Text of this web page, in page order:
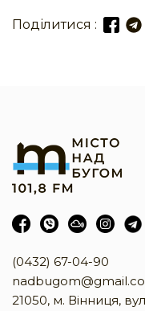
Поділитися :
(0432) 67-04-90
21050, м. Вінниця,